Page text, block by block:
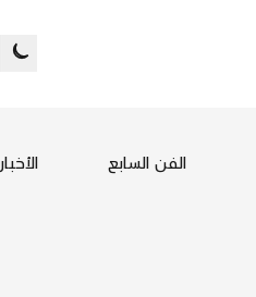
الفن السابع الأخبار